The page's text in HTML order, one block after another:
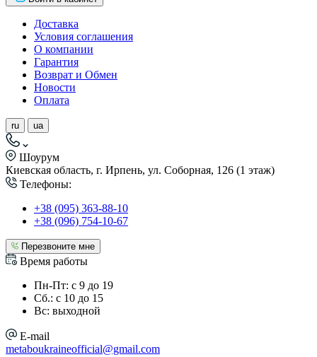
Доставка
Условия соглашения
О компании
Гарантия
Возврат и Обмен
Новости
Оплата
ru ua
Шоурум
Киевская область, г. Ирпень, ул. Соборная, 126 (1 этаж)
Телефоны:
+38 (095) 363-88-10
+38 (096) 754-10-67
Перезвоните мне
Время работы
Пн-Пт: с 9 до 19
Сб.: с 10 до 15
Вс: выходной
E-mail
metaboukraineofficial@gmail.com